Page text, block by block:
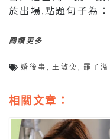
於出場,點題句子為
閱讀更多
婚後事 王敏奕 羅子溢
相關文章：